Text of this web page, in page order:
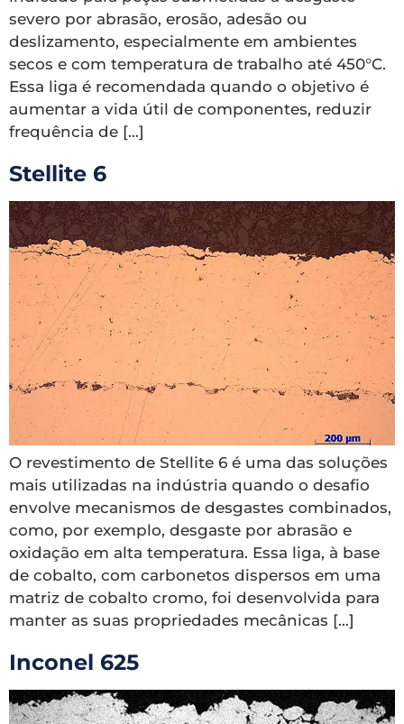
severo por abrasão, erosão, adesão ou
deslizamento, especialmente em ambientes
secos e com temperatura de trabalho até 450°C.
Essa liga é recomendada quando o objetivo é
aumentar a vida útil de componentes, reduzir
frequência de […]
Stellite 6
O revestimento de Stellite 6 é uma das soluções
mais utilizadas na indústria quando o desafio
envolve mecanismos de desgastes combinados,
como, por exemplo, desgaste por abrasão e
oxidação em alta temperatura. Essa liga, à base
de cobalto, com carbonetos dispersos em uma
matriz de cobalto cromo, foi desenvolvida para
manter as suas propriedades mecânicas […]
Inconel 625